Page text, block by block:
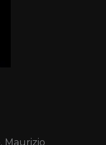
Maurizio